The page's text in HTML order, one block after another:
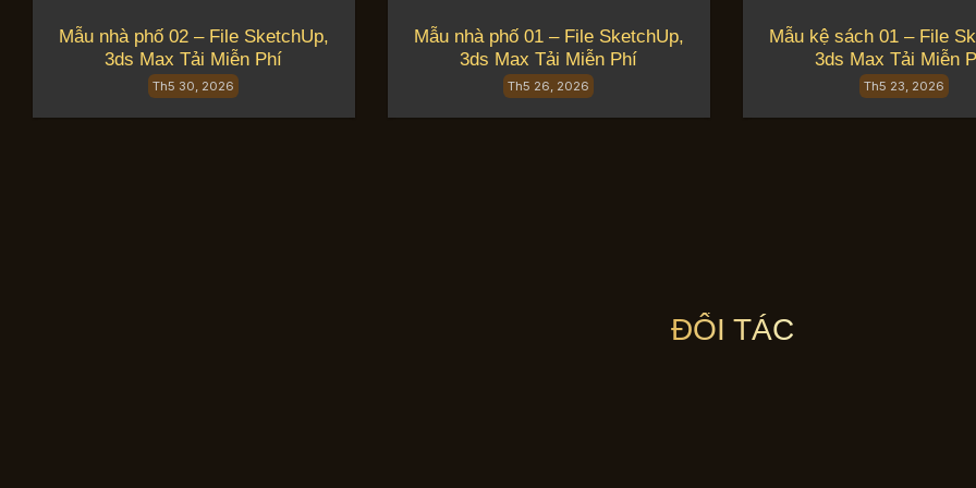
Mẫu nhà phố 02 – File SketchUp,
3ds Max Tải Miễn Phí
Th5 30, 2026
Mẫu nhà phố 01 – File SketchUp,
3ds Max Tải Miễn Phí
Th5 26, 2026
Mẫu kệ sách 01 – File
3ds Max Tải Miễn
Th5 23, 2026
ĐỐI TÁC